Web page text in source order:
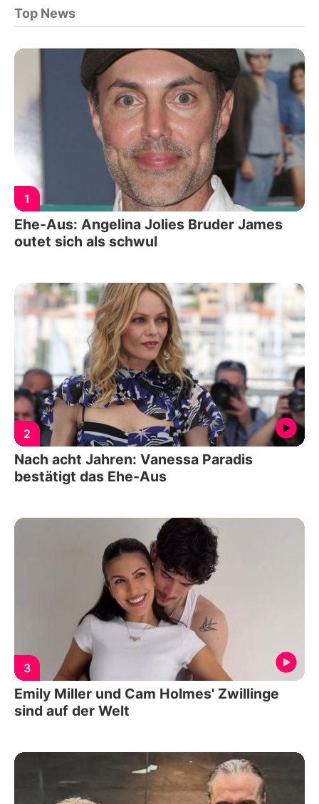
Top News
1
Ehe-Aus: Angelina Jolies Bruder James
outet sich als schwul
2
Nach acht Jahren: Vanessa Paradis
bestätigt das Ehe-Aus
3
Emily Miller und Cam Holmes' Zwillinge
sind auf der Welt